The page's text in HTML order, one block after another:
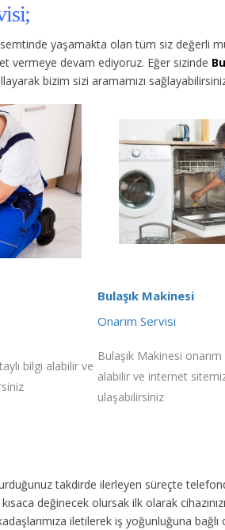
semtinde yaşamakta olan tüm siz değerli
vermeye devam ediyoruz. Eğer sizinde
bizim sizi aramamızı
bilgi alabilir ve
Bulaşık Makinesi
Onarım Servisi
Bulaşık Makinesi
alabilir ve internet
ulaşabilirsiniz
takdirde ilerleyen süreçte
değinecek olursak ilk olarak
iletilerek iş yoğunluğuna